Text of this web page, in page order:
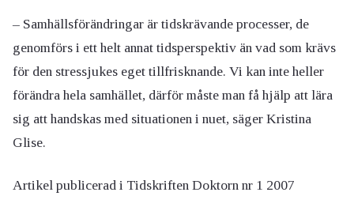
– Samhällsförändringar är tidskrävande processer, de
genomförs i ett helt annat tidsperspektiv än vad som krävs
för den stressjukes eget tillfrisknande. Vi kan inte heller
förändra hela samhället, därför måste man få hjälp att lära
sig att handskas med situationen i nuet, säger Kristina
Glise.
Artikel publicerad i Tidskriften Doktorn nr 1 2007